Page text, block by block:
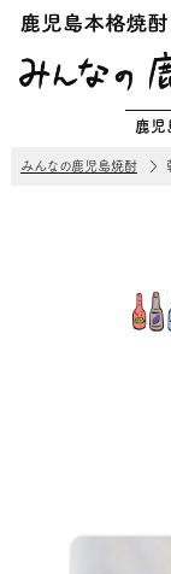
鹿児
みんなの鹿児島焼酎